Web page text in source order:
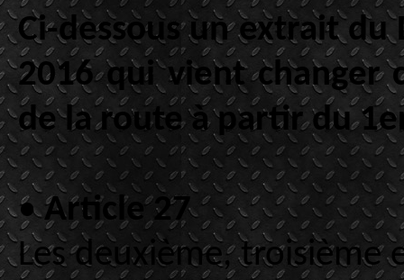
Ci-dessous un extrait du
2016 qui vient changer
de la route à partir du
•Article 27
Les deuxième,